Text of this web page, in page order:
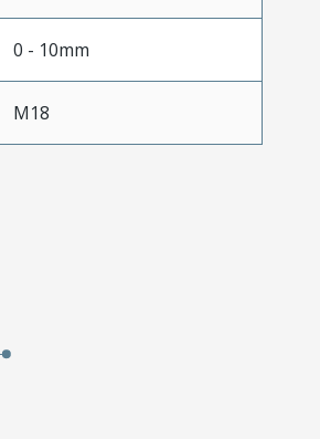
0 - 10mm
M18